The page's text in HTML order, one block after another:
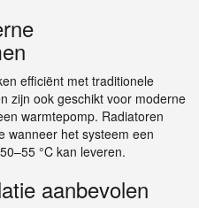
efficiënt met traditionele
zijn ook geschikt voor moderne
warmtepomp. Radiatoren
wanneer het systeem een
°C kan leveren.
aanbevolen